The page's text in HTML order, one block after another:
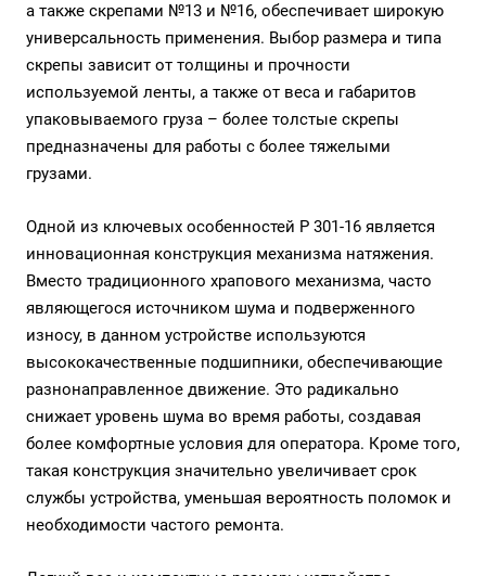
а также скрепами №13 и №16, обеспечивает широкую
универсальность применения. Выбор размера и типа
скрепы зависит от толщины и прочности
используемой ленты, а также от веса и габаритов
упаковываемого груза – более толстые скрепы
предназначены для работы с более тяжелыми
грузами.
Одной из ключевых особенностей P 301-16 является
инновационная конструкция механизма натяжения.
Вместо традиционного храпового механизма, часто
являющегося источником шума и подверженного
износу, в данном устройстве используются
высококачественные подшипники, обеспечивающие
разнонаправленное движение. Это радикально
снижает уровень шума во время работы, создавая
более комфортные условия для оператора. Кроме того,
такая конструкция значительно увеличивает срок
службы устройства, уменьшая вероятность поломок и
необходимости частого ремонта.